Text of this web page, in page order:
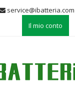
service@ibatteria.com
Il mio conto